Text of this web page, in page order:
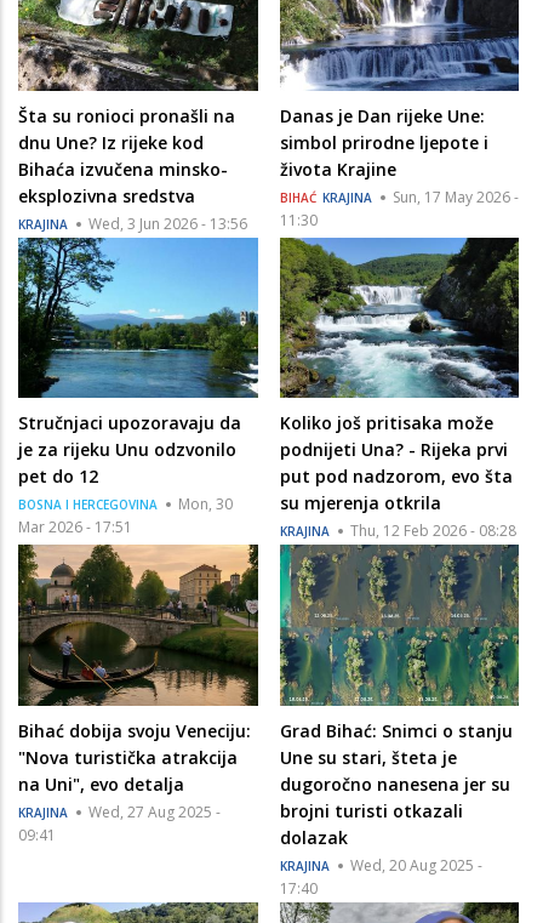
Šta su ronioci pronašli na
dnu Une? Iz rijeke kod
Bihaća izvučena minsko-
eksplozivna sredstva
KRAJINA Wed, 3 Jun 2026 - 13:56
Danas je Dan rijeke Une:
simbol prirodne ljepote i
života Krajine
BIHAĆ KRAJINA
Sun, 17 May 2026 -
11:30
Stručnjaci upozoravaju da
je za rijeku Unu odzvonilo
pet do 12
BOSNA I HERCEGOVINA
Mon, 30
Mar 2026 - 17:51
Koliko još pritisaka može
podnijeti Una? - Rijeka prvi
put pod nadzorom, evo šta
su mjerenja otkrila
KRAJINA Thu, 12 Feb 2026 - 08:28
Bihać dobija svoju Veneciju:
"Nova turistička atrakcija
na Uni", evo detalja
KRAJINA
Wed, 27 Aug 2025 -
09:41
Grad Bihać: Snimci o stanju
Une su stari, šteta je
dugoročno nanesena jer su
brojni turisti otkazali
dolazak
KRAJINA
Wed, 20 Aug 2025 -
17:40